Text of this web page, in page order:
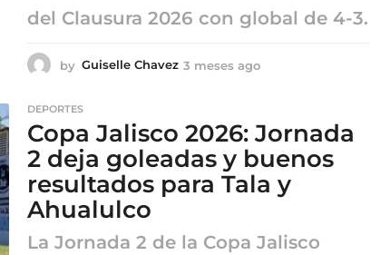
del Clausura 2026 con global de 4-3.
by Guiselle Chavez 3 meses ago
e
s
a
g
DEPORTES
Copa Jalisco 2026: Jornada
2 deja goleadas y buenos
resultados para Tala y
Ahualulco
La Jornada 2 de la Copa Jalisco